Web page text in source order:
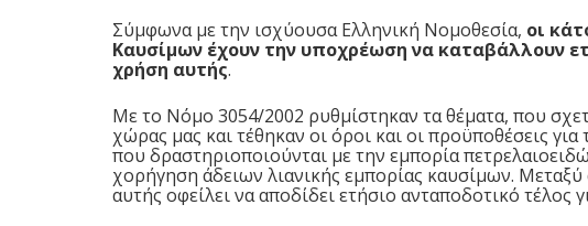
Σύμφωνα με την ισχύουσα Ελληνική Νομοθεσία, οι
Καυσίμων έχουν την υποχρέωση να καταβάλλουν
χρήση αυτής.
Με το Νόμο 3054/2002 ρυθμίστηκαν τα θέματα, που
χώρας μας και τέθηκαν οι όροι και οι προϋποθέσεις
που δραστηριοποιούνται με την εμπορία
χορήγηση άδειων λιανικής εμπορίας καυσίμων. Μεταξύ
αυτής οφείλει να αποδίδει ετήσιο ανταποδοτικό τέλος